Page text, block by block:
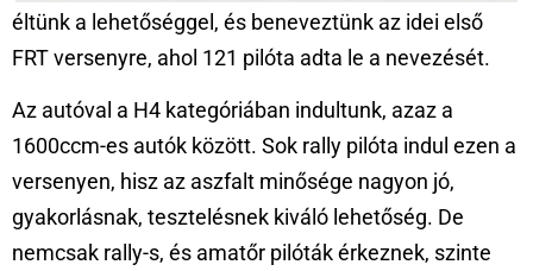
éltünk a lehetőséggel, és beneveztünk az idei első
FRT versenyre, ahol 121 pilóta adta le a nevezését.
Az autóval a H4 kategóriában indultunk, azaz a
1600ccm-es autók között. Sok rally pilóta indul ezen a
versenyen, hisz az aszfalt minősége nagyon jó,
gyakorlásnak, tesztelésnek kiváló lehetőség. De
nemcsak rally-s, és amatőr pilóták érkeznek, szinte